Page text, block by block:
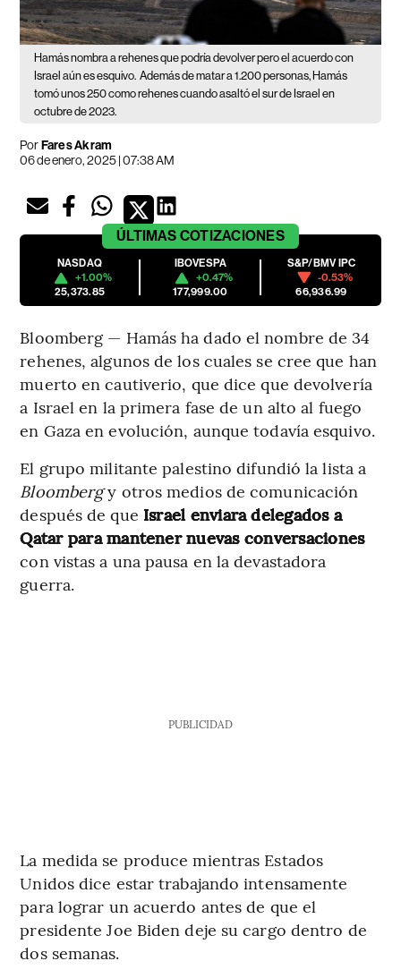
Hamás nombra a rehenes que podría devolver pero el acuerdo con
Israel aún es esquivo. Además de matar a 1.200 personas, Hamás
tomó unos 250 como rehenes cuando asaltó el sur de Israel en
octubre de 2023.
PorFares Akram
06 de enero, 2025 | 07:38 AM
ÚLTIMAS COTIZACIONES
NASDAQ
+1.00%
25,373.85
IBOVESPA
+0.47%
177,999.00
S&P/BMV IPC
-0.53%
66,936.99
Bloomberg — Hamás ha dado el nombre de 34
rehenes, algunos de los cuales se cree que han
muerto en cautiverio, que dice que devolvería
a Israel en la primera fase de un alto al fuego
en Gaza en evolución, aunque todavía esquivo.
El grupo militante palestino difundió la lista a
Bloombergy otros medios de comunicación
después de que Israel enviara delegados a
Qatar para mantener nuevas conversaciones
con vistas a una pausa en la devastadora
guerra.
PUBLICIDAD
La medida se produce mientras Estados
Unidos dice estar trabajando intensamente
para lograr un acuerdo antes de que el
presidente Joe Biden deje su cargo dentro de
dos semanas.